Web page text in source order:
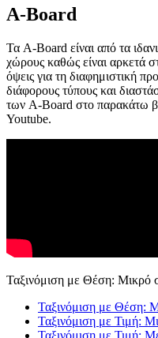
Α-Board
Τα A-Board είναι από τα
χώρους καθώς είναι αρκετά
όψεις για τη διαφημιστική
διάφορους τύπους και
των A-Board στο παρακάτω
Youtube.
Ταξινόμιση με Θέση: Μικρό
Ταξινόμιση με Θέση:
Ταξινόμιση με Τιμή:
Ταξινόμιση με Τιμή: